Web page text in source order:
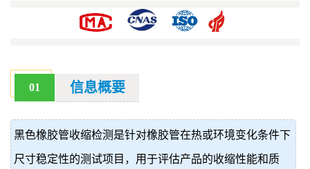
01 信息概要
黑色橡胶管收缩检测是针对橡胶管在热或环境变化条件下
尺寸稳定性的测试项目，用于评估产品的收缩性能和质
价
真